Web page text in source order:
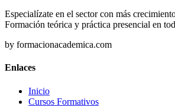
Especialízate en el sector con más
Formación teórica y práctica presencial en
by formacionacademica.com
Enlaces
Inicio
Cursos Formativos